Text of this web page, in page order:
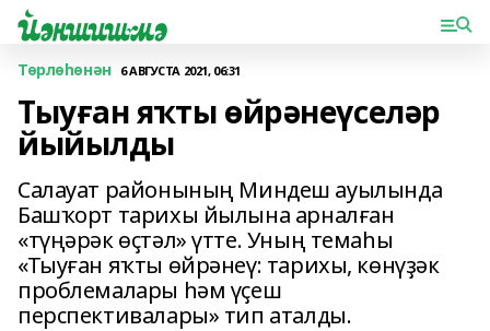
Төрлөһөнән 6 АВГУСТА 2021, 06:31
Тыуған яҡты өйрәнеүселәр
йыйылды
Салауат районының Миндеш ауылында
Башҡорт тарихы йылына арналған
«түңәрәк өҫтәл» үтте. Уның темаһы
«Тыуған яҡты өйрәнеү: тарихы, көнүҙәк
проблемалары һәм үҫеш
перспективалары» тип аталды.